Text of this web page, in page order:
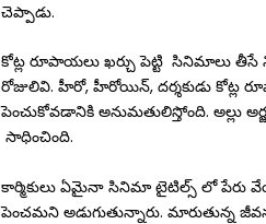
చెప్పాడు.
కోట్ల రూపాయలు ఖర్చు పెట్టి సినిమాలు తీసే
రోజులివి. హీరో, హీరోయిన్, దర్శకుడు కోట్ల
పెంచుకోవడానికి అనుమతులిస్తోంది. అల్లు
సాధించింది.
కార్మికులు ఏమైనా సినిమా టైటిల్స్ లో పేరు
పెంచమని అడుగుతున్నారు. మారుతున్న